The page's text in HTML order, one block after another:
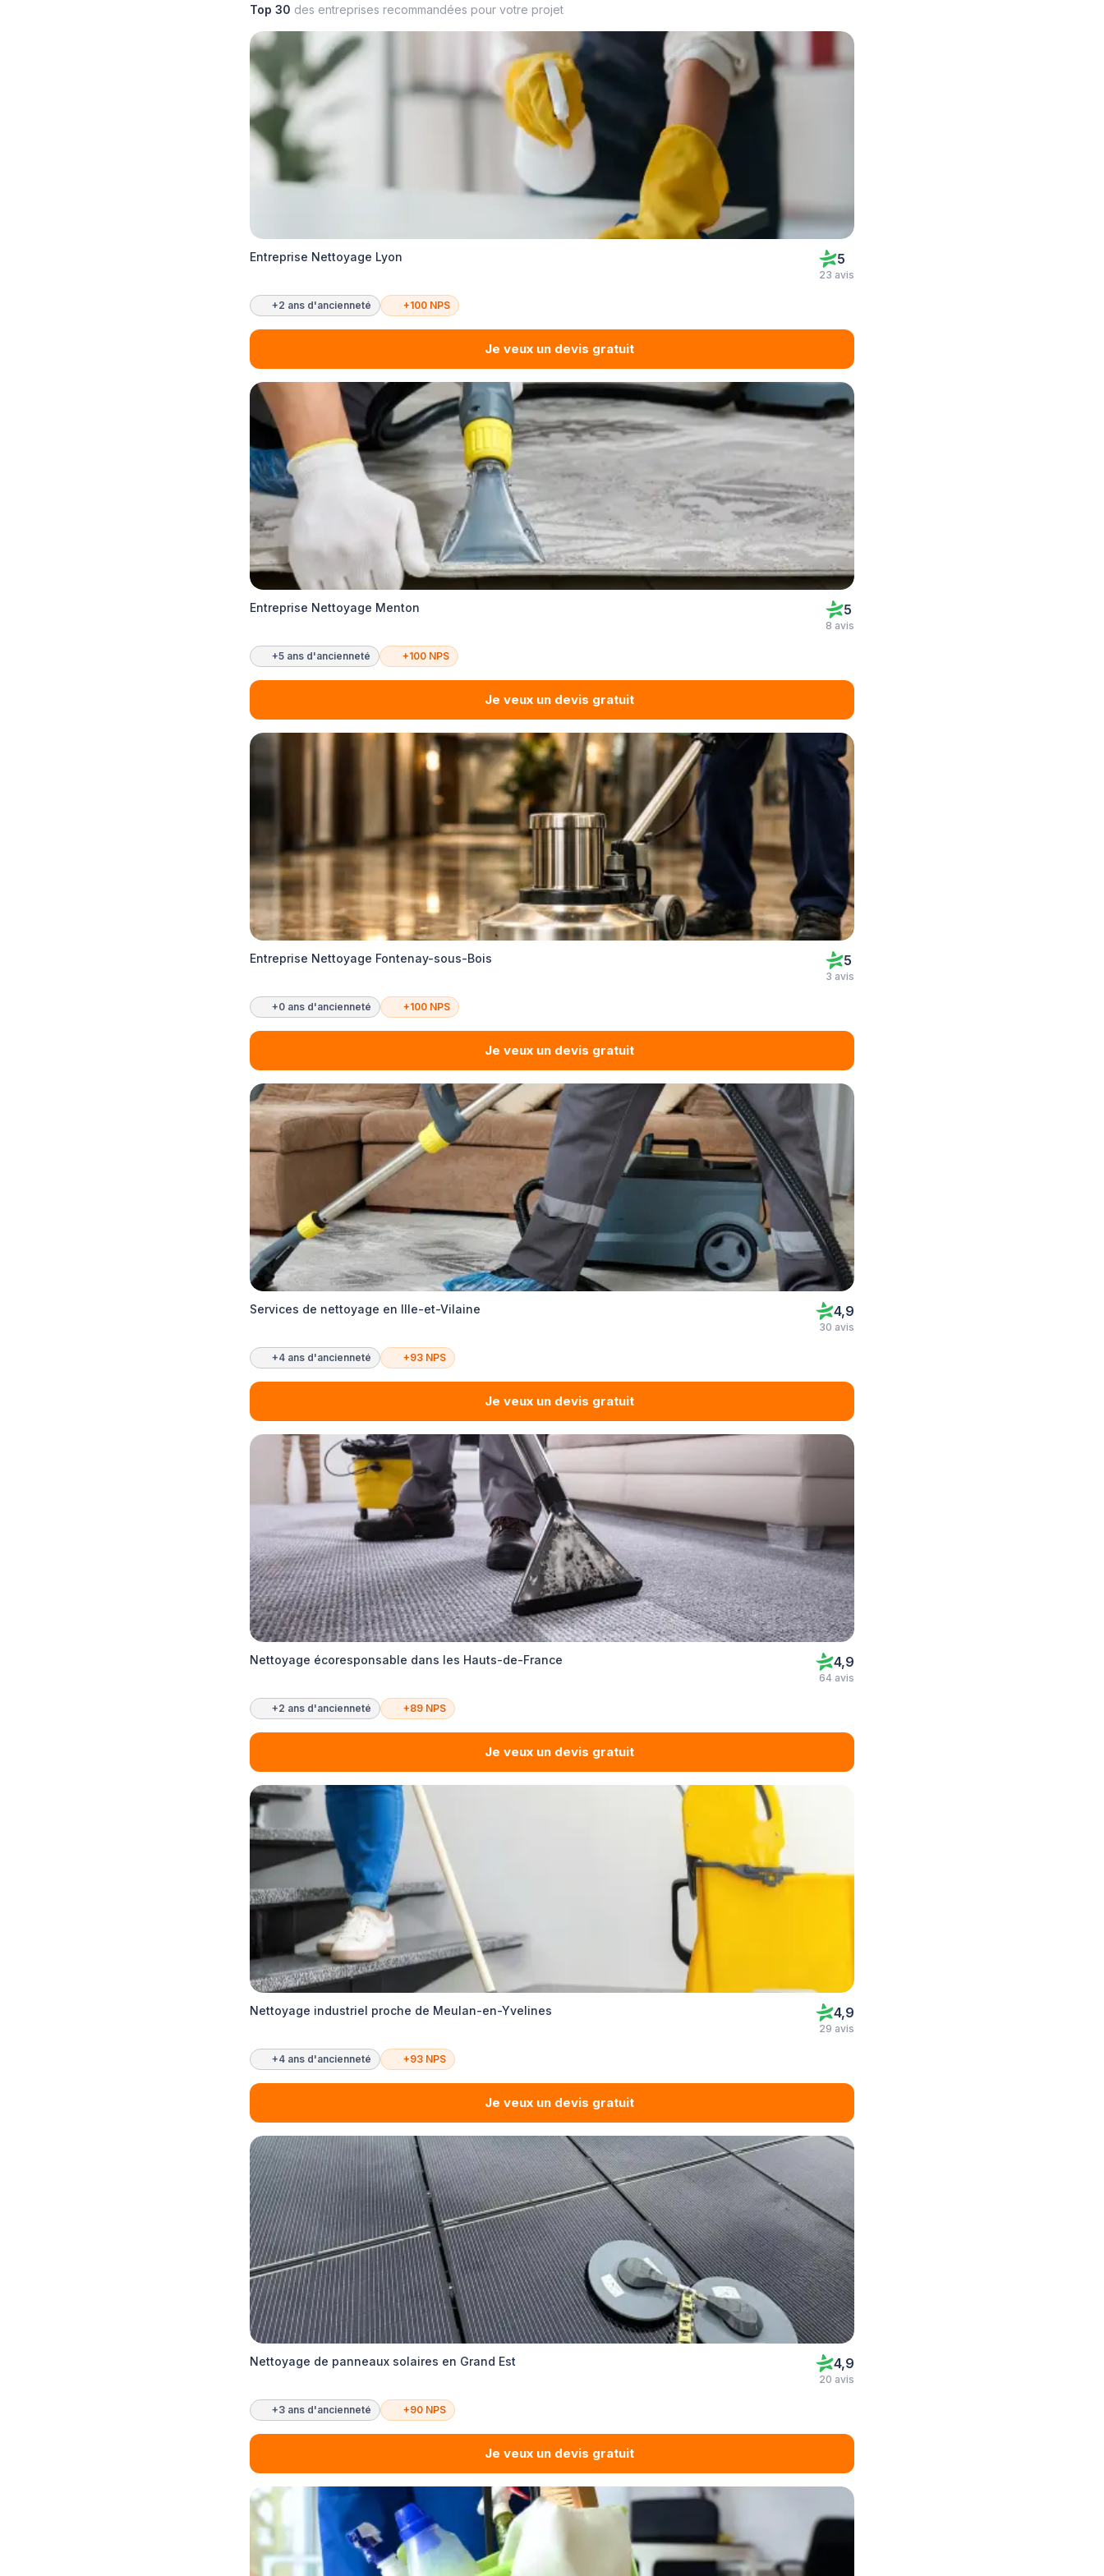
Top 30 des entreprises recommandées pour votre projet
Entreprise Nettoyage Lyon 5
23 avis
+2 ans d'ancienneté +100 NPS
Je veux un devis gratuit
Entreprise Nettoyage Menton 5
8 avis
+5 ans d'ancienneté +100 NPS
Je veux un devis gratuit
Entreprise Nettoyage Fontenay-sous-Bois 5
3 avis
+0 ans d'ancienneté +100 NPS
Je veux un devis gratuit
Services de nettoyage en Ille-et-Vilaine 4,9
30 avis
+4 ans d'ancienneté +93 NPS
Je veux un devis gratuit
Nettoyage écoresponsable dans les Hauts-de-France 4,9
64 avis
+2 ans d'ancienneté +89 NPS
Je veux un devis gratuit
Nettoyage industriel proche de Meulan-en-Yvelines 4,9
29 avis
+4 ans d'ancienneté +93 NPS
Je veux un devis gratuit
Nettoyage de panneaux solaires en Grand Est 4,9
20 avis
+3 ans d'ancienneté +90 NPS
Je veux un devis gratuit